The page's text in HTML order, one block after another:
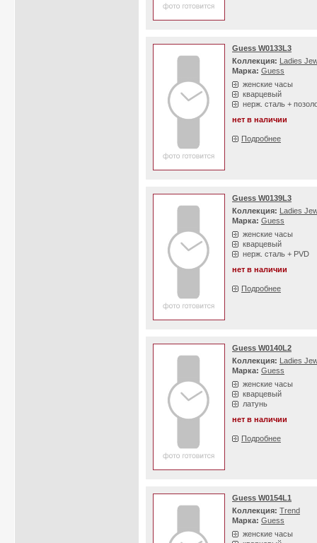
Guess W0133L3
Коллекция: Ladies
Марка: Guess
женские часы
кварцевый
нерж. сталь +
нет в наличии
Подробнее
Guess W0139L3
Коллекция: Ladies
Марка: Guess
женские часы
кварцевый
нерж. сталь + PVD
нет в наличии
Подробнее
Guess W0140L2
Коллекция: Ladies
Марка: Guess
женские часы
кварцевый
латунь
нет в наличии
Подробнее
Guess W0154L1
Коллекция: Trend
Марка: Guess
женские часы